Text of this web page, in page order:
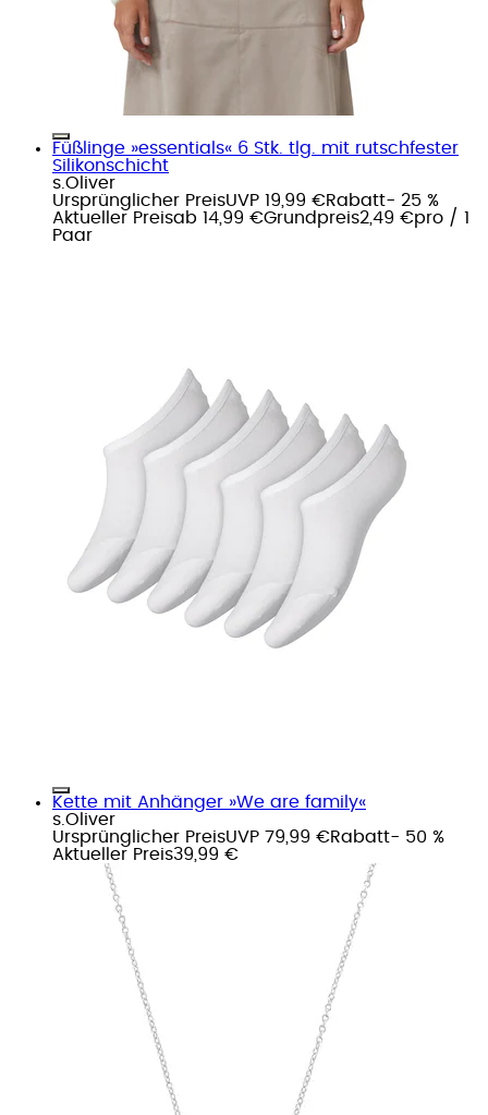
Füßlinge »essentials« 6 Stk. tlg. mit rutschfester
Silikonschicht
s.Oliver
Ursprünglicher PreisUVP 19,99 €Rabatt- 25 %
Aktueller Preisab 14,99 €Grundpreis2,49 €pro / 1
Paar
Kette mit Anhänger »We are family«
s.Oliver
Ursprünglicher PreisUVP 79,99 €Rabatt- 50 %
Aktueller Preis39,99 €